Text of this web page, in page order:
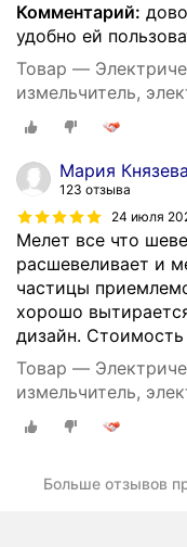
Комментарий:
удобно ей
Товар —
измельчитель,
из пищевой
дома
Мария Князева
123 отзыва
24 июля
Мелет все что
расшевеливает и
частицы
хорошо
дизайн.
Товар —
измельчитель,
из пищевой
дома
Больше отзывов